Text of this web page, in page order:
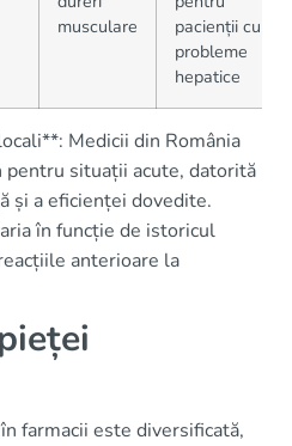
musculare
pacienții cu
probleme
hepatice
Medicii din România
pentru situații acute, datorită
și a eficienței dovedite.
în funcție de istoricul
anterioare la
farmacii este diversificată,